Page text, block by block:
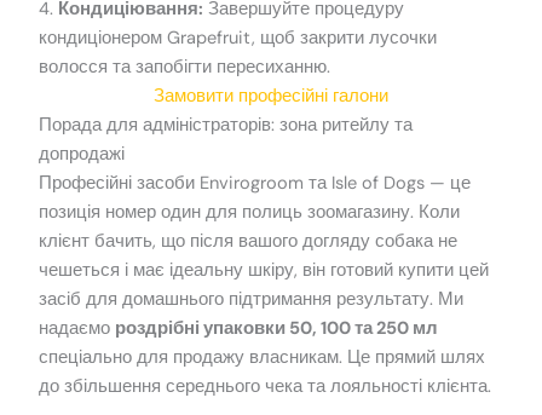
4. Кондиціювання: Завершуйте процедуру
кондиціонером Grapefruit, щоб закрити лусочки
волосся та запобігти пересиханню.
Замовити професійні галони
Порада для адміністраторів: зона ритейлу та
допродажі
Професійні засоби Envirogroom та Isle of Dogs — це
позиція номер один для полиць зоомагазину. Коли
клієнт бачить, що після вашого догляду собака не
чешеться і має ідеальну шкіру, він готовий купити цей
засіб для домашнього підтримання результату. Ми
надаємо роздрібні упаковки 50, 100 та 250 мл
спеціально для продажу власникам. Це прямий шлях
до збільшення середнього чека та лояльності клієнта.